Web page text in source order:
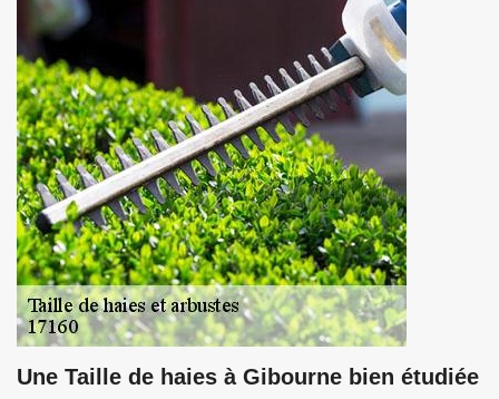
Une Taille de haies à Gibourne bien étudiée